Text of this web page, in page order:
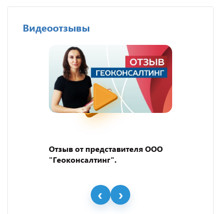
Видеоотзывы
Отзыв от представителя ООО
"Геоконсалтинг".